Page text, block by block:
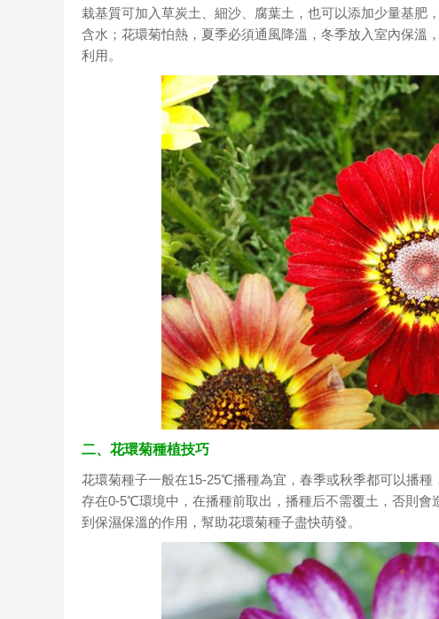
栽基質可加入草炭土、細沙、腐葉土，也可以添加少量基肥
含水；花環菊怕熱，夏季必須通風降溫，冬季放入室內保溫
利用。
二、花環菊種植技巧
花環菊種子一般在15-25℃播種為宜，春季或秋季都可以播
存在0-5℃環境中，在播種前取出，播種后不需覆土，否則
到保濕保溫的作用，幫助花環菊種子盡快萌發。